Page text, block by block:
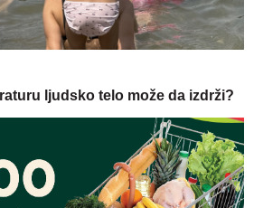
ljudsko telo može da izdrži?